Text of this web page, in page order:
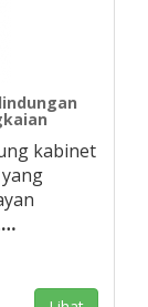
kabinet
…